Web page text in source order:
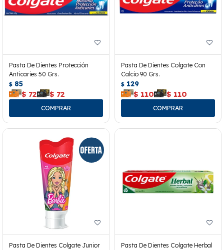
Pasta De Dientes Protección
Anticaries 50 Grs.
$ 85
$ 72 $ 72
Pasta De Dientes Colgate Con
Calcio 90 Grs.
$ 129
$ 110 $ 110
Pasta De Dientes Colgate Junior
Pasta De Dientes Colgate Herbal